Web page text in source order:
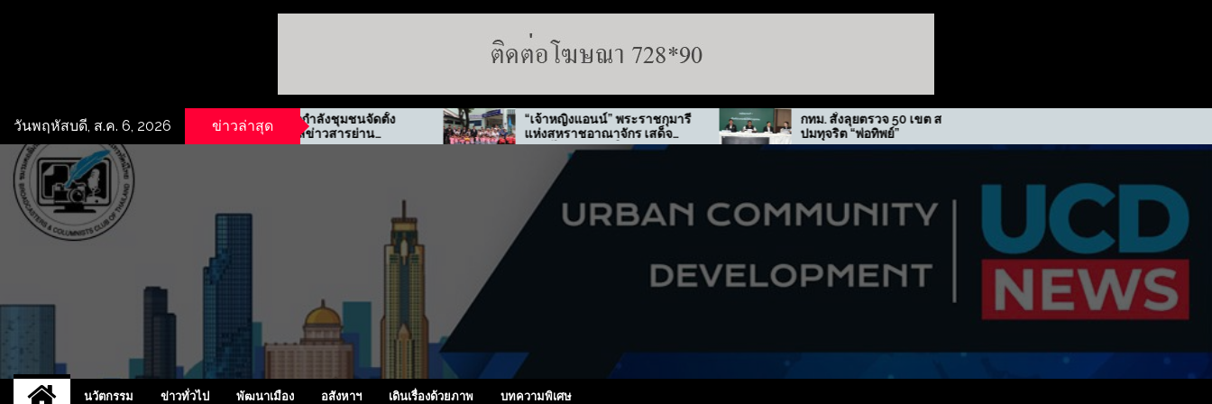
วันพฤหัสบดี, ส.ค. 6, 2026 ข่าวล่าสุด
ธิเช่าที่ดิน
เลห้วยกะปิ
รฟม. ผนึกกำลังชุมชนจัดตั้ง
ศูนย์ข้อมูลข่าวสารย่าน
ประชาสงเคราะห์
“เจ้าหญิงแอนน์” พระราชกุมารี
แห่งสหราชอาณาจักร เสด็จ
เยือนไทย-เกาหลีใต้
กทม. สั่งลุยตรวจ 50 เขต สกัด
ปมทุจริต “พ่อทิพย์”
UCD
NEW
นวัตกรรม ข่าวทั่วไป พัฒนาเมือง อสังหาฯ เดินเรื่องด้วยภาพ บทความพิเศษ